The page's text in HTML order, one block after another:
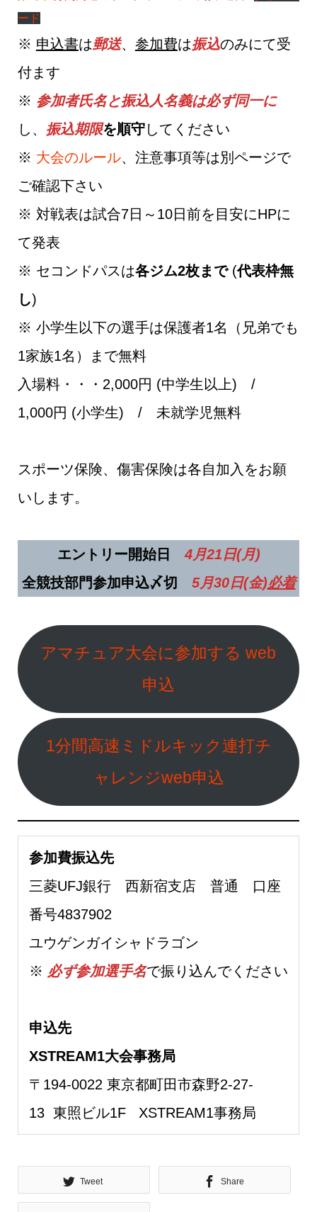
ード
※ 申込書は郵送、 参加費は振込のみにて受
付ます
※ 参加者氏名と振込人名義は必ず同一に
し、 振込期限を順守してください
※ 大会のルール、注意事項等は別ページで
ご確認下さい
※ 対戦表は試合7日～10日前を目安にHPに
て発表
※ セコンドパスは各ジム2枚まで(代表枠無
し)
※ 小学生以下の選手は保護者1名（兄弟でも
1家族1名）まで無料
入場料・・・2,000円 (中学生以上) /
1,000円 (小学生) / 未就学児無料
スポーツ保険、傷害保険は各自加入をお願
いします。
エントリー開始日
4月21日(月)
全競技部門参加申込〆切 5月30日(金)必着
アマチュア大会に参加する web
申込
1分間高速ミドルキック連打チ
ャレンジweb申込
参加費振込先
三菱UFJ銀行 西新宿支店 普通 口座
番号4837902
ユウゲンガイシャドラゴン
※ 必ず参加選手名で振り込んでください
申込先
XSTREAM1大会事務局
〒194-0022 東京都町田市森野2-27-
13 東照ビル1F XSTREAM1事務局
Tweet Share